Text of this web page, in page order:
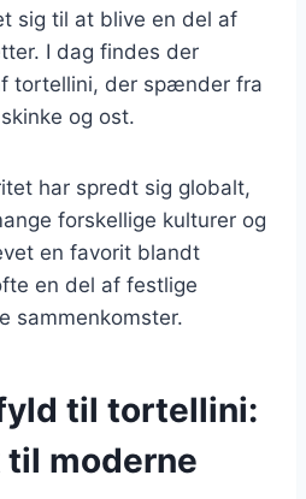
sig til at blive en del af
I dag findes der
tortellini, der spænder fra
og ost.
har spredt sig globalt,
forskellige kulturer og
en favorit blandt
en del af festlige
sammenkomster.
til tortellini:
til moderne